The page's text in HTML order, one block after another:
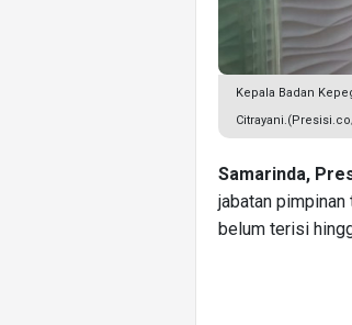
Kepala Badan
Samarinda,
jabatan
belum terisi